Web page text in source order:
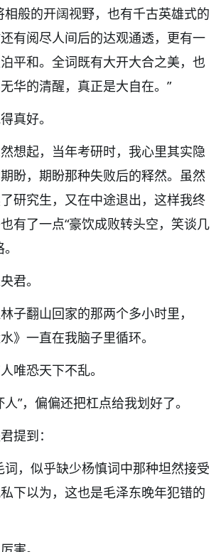
相般的开阔视野，也有千古英雄式的
有阅尽人间后的达观通透，更有一
平和。全词既有大开大合之美，也
华的清醒，真正是大自在。 ”
真好。
想起，当年考研时，我心里其实隐
盼，期盼那种失败后的释然。虽然
研究生，又在中途退出，这样我终
有了一点“豪饮成败转头空，笑谈几
君。
子翻山回家的那两个多小时里，
》一直在我脑子里循环。
唯恐天下不乱。
人”，偏偏还把杠点给我划好了。
提到：
词，似乎缺少杨慎词中那种坦然接受
下以为，这也是毛泽东晚年犯错的